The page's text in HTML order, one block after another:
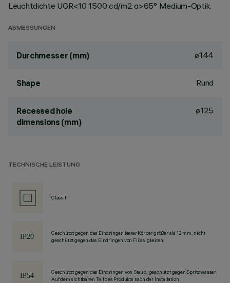
Leuchtdichte UGR<10 1500 cd/m2 α>65° Medium-Optik.
ABMESSUNGEN
Durchmesser (mm) ø144
Shape Rund
Recessed hole
dimensions (mm)
ø125
TECHNISCHE LEISTUNG
Class II
Geschützt gegen das Eindringen fester Körper größer als 12 mm, nicht
geschützt gegen das Eindringen von Flüssigkeiten.
Geschützt gegen das Eindringen von Staub, geschützt gegen Spritzwasser.
Auf dem sichtbaren Teil des Produkts nach der Installation